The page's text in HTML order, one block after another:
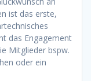
ist das erste,
das Engagement
Mitglieder bspw.
oder ein